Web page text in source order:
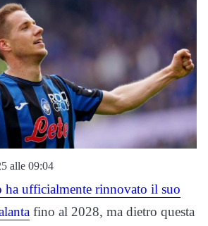
alle 09:04
ha ufficialmente rinnovato il suo
fino al 2028, ma dietro questa